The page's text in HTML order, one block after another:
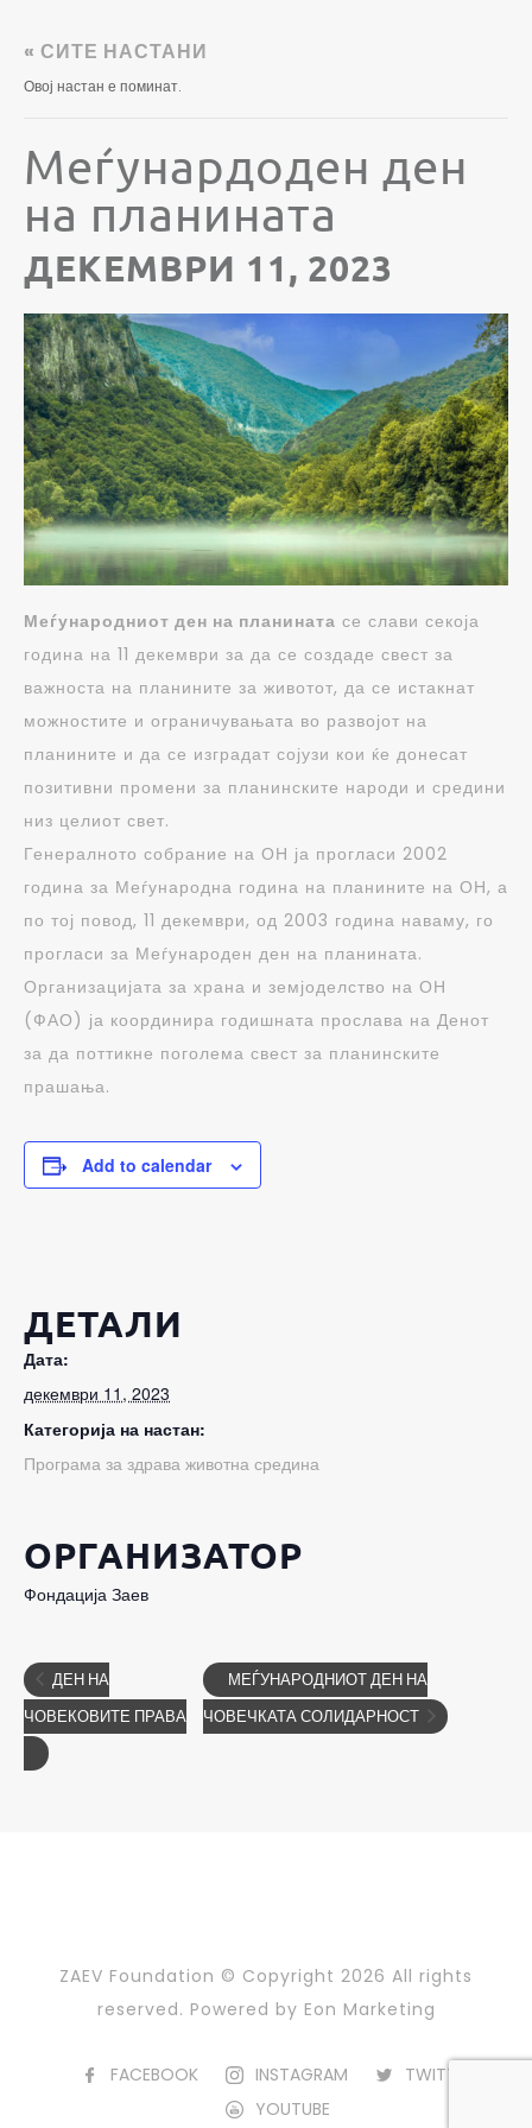
« СИТЕ НАСТАНИ
Овој настан е поминат.
Меѓунардоден ден
на планината
ДЕКЕМВРИ 11, 2023
Меѓународниот ден на планината се слави секоја
година на 11 декември за да се создаде свест за
важноста на планините за животот, да се истакнат
можностите и ограничувањата во развојот на
планините и да се изградат сојузи кои ќе донесат
позитивни промени за планинските народи и средини
низ целиот свет.
Генералното собрание на ОН ја прогласи 2002
година за Меѓународна година на планините на ОН, а
по тој повод, 11 декември, од 2003 година наваму, го
прогласи за Меѓународен ден на планината.
Организацијата за храна и земјоделство на ОН
(ФАО) ја координира годишната прослава на Денот
за да поттикне поголема свест за планинските
прашања.
Add to calendar
ДЕТАЛИ
Дата:
декември 11, 2023
Категорија на настан:
Програма за здрава животна средина
ОРГАНИЗАТОР
Фондација Заев
ДЕН НА
ЧОВЕКОВИТЕ ПРАВА
МЕЃУНАРОДНИОТ ДЕН НА
ЧОВЕЧКАТА СОЛИДАРНОСТ
ZAEV Foundation © Copyright 2026 All rights
reserved. Powered by Eon Marketing
FACEBOOK INSTAGRAM
TWITTER
YOUTUBE